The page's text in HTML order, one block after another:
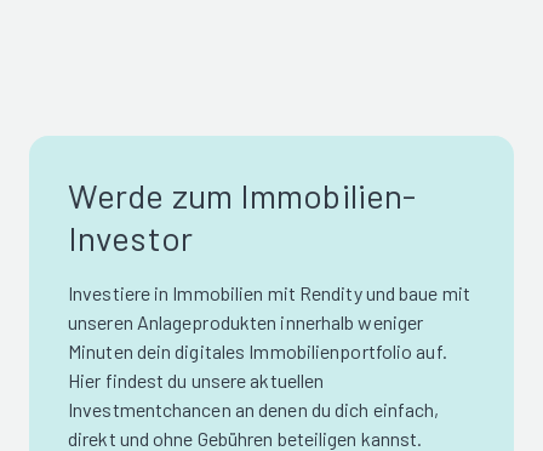
Werde zum Immobilien-
Investor
Investiere in Immobilien mit Rendity und baue mit
unseren Anlageprodukten innerhalb weniger
Minuten dein digitales Immobilienportfolio auf.
Hier findest du unsere aktuellen
Investmentchancen an denen du dich einfach,
direkt und ohne Gebühren beteiligen kannst.